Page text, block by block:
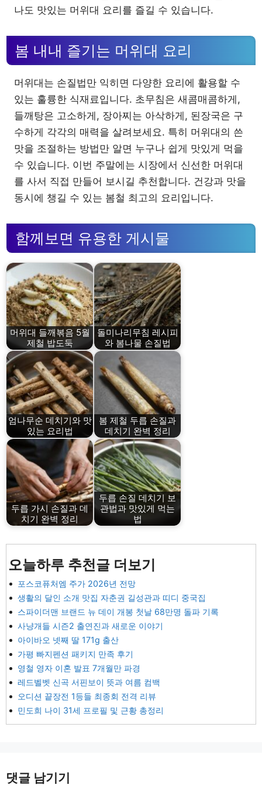
나도 맛있는 머위대 요리를 즐길 수 있습니다.
봄 내내 즐기는 머위대 요리
머위대는 손질법만 익히면 다양한 요리에 활용할 수
있는 훌륭한 식재료입니다. 초무침은 새콤매콤하게,
들깨탕은 고소하게, 장아찌는 아삭하게, 된장국은 구
수하게 각각의 매력을 살려보세요. 특히 머위대의 쓴
맛을 조절하는 방법만 알면 누구나 쉽게 맛있게 먹을
수 있습니다. 이번 주말에는 시장에서 신선한 머위대
를 사서 직접 만들어 보시길 추천합니다. 건강과 맛을
동시에 챙길 수 있는 봄철 최고의 요리입니다.
함께보면 유용한 게시물
머위대 들깨볶음 5월
제철 밥도둑
돌미나리무침 레시피
와 봄나물 손질법
엄나무순 데치기와 맛
있는 요리법
봄 제철 두릅 손질과
데치기 완벽 정리
두릅 가시 손질과 데
치기 완벽 정리
두릅 손질 데치기 보
관법과 맛있게 먹는
법
오늘하루 추천글 더보기
포스코퓨처엠 주가 2026년 전망
생활의 달인 소개 맛집 자춘권 길성관과 띠디 중국집
스파이더맨 브랜드 뉴 데이 개봉 첫날 68만명 돌파 기록
사냥개들 시즌2 출연진과 새로운 이야기
아이바오 넷째 딸 171g 출산
가평 빠지펜션 패키지 만족 후기
영철 영자 이혼 발표 7개월만 파경
레드벨벳 신곡 서핀보이 뜻과 여름 컴백
오디션 끝장전 1등들 최종회 전격 리뷰
민도희 나이 31세 프로필 및 근황 총정리
댓글 남기기